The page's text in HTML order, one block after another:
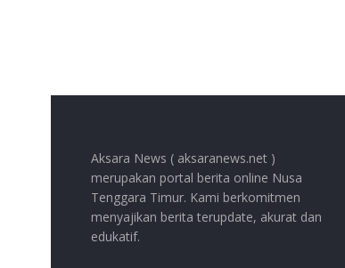
Aksara News ( aksaranews.net )
merupakan portal berita online Nusa
Tenggara Timur. Kami berkomitmen
menyajikan berita terupdate, akurat dan
edukatif.